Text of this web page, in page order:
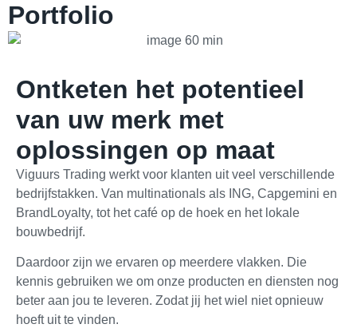
Portfolio
Ontketen het potentieel
van uw merk met
oplossingen op maat
Viguurs Trading werkt voor klanten uit veel verschillende
bedrijfstakken. Van multinationals als ING, Capgemini en
BrandLoyalty, tot het café op de hoek en het lokale
bouwbedrijf.
Daardoor zijn we ervaren op meerdere vlakken. Die
kennis gebruiken we om onze producten en diensten nog
beter aan jou te leveren. Zodat jij het wiel niet opnieuw
hoeft uit te vinden.